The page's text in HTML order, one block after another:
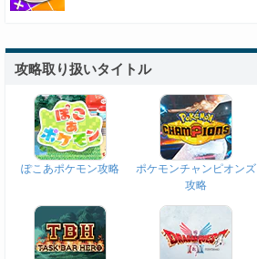
攻略取り扱いタイトル
ぽこあポケモン攻略
ポケモンチャンピオンズ
攻略